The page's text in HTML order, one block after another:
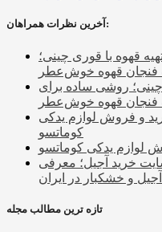
آخرین نظرات همراهان:
قهوه با قوری چینی؛
فنجان قهوه خوش‌عطر
روشی ساده برای
فنجان قهوه خوش‌عطر
و فروش لوازم یدکی
کوماتسو
لوازم یدکی کوماتسو
خرید آجیل؛ معرفی
تازه ترین مطالب مجله